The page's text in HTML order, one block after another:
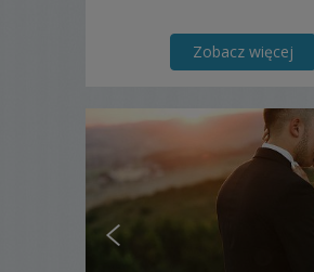
Zobacz więcej